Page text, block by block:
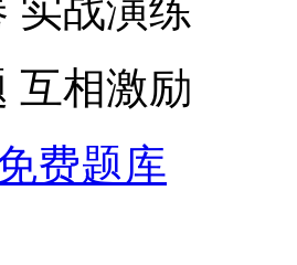
实战演练
互相激励
费题库